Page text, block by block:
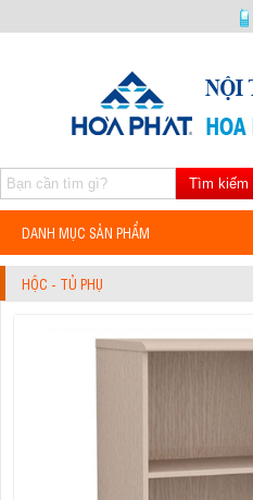
Tìm kiếm
DANH MỤC SẢN PHẨM
HỘC - TỦ PHỤ